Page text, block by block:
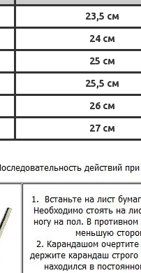
23,5 см
24 см
25 см
25,5 см
26 см
27 см